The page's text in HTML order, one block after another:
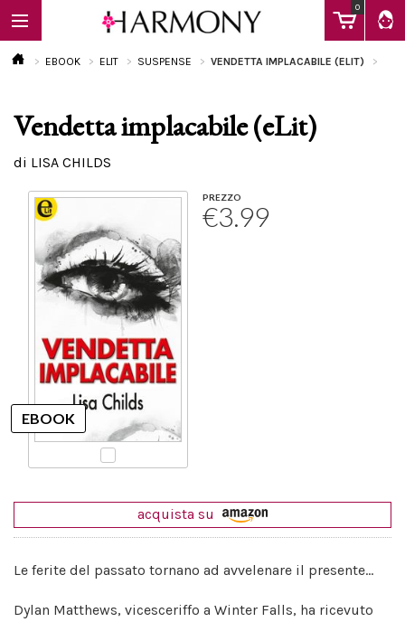
0
EBOOK
Calendario
EBOOK ELIT SUSPENSE VENDETTA IMPLACABILE (ELIT)
Vendetta implacabile (eLit)
di LISA CHILDS
PREZZO
€3.99
acquista su
Le ferite del passato tornano ad avvelenare il presente...
Dylan Matthews, vicesceriffo a Winter Falls, ha ricevuto